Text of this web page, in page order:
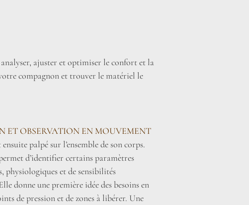
ajuster et optimiser le confort et la
compagnon et trouver le matériel le
ET OBSERVATION EN MOUVEMENT
ensuite palpé sur l’ensemble de son corps.
d’identifier certains paramètres
physiologiques et de sensibilités
donne une première idée des besoins en
de pression et de zones à libérer. Une